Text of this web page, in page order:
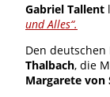
Gabriel Tallent
und Alles“.
Den
Thalbach, die
Margarete von